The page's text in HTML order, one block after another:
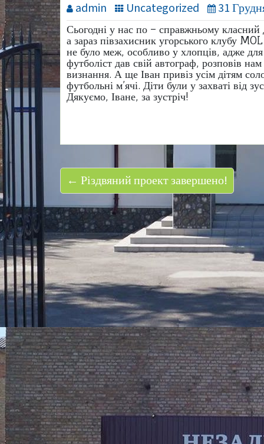
admin Uncategorized 31
Сьогодні у нас по – справжньому
а зараз півзахисник угорського клубу
не було меж, особливо у хлопців, адже
футболіст дав свій автограф, розповів
визнання. А ще Іван привіз усім дітям
футбольні м’ячі. Діти були у захваті від
Дякуємо, Іване, за зустріч!
← Різдвяний проект завершено!